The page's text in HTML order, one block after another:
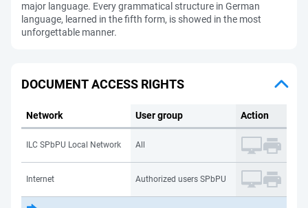
major language. Every grammatical structure in German
language, learned in the fifth form, is showed in the most
unforgettable manner.
DOCUMENT ACCESS RIGHTS
Network User group Action
ILC SPbPU Local Network All
Internet Authorized users SPbPU